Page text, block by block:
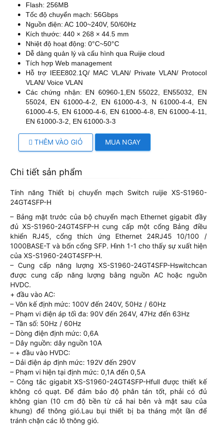
Flash: 256MB
Tốc độ chuyển mạch: 56Gbps
Nguồn điện: AC 100~240V, 50/60Hz
Kích thước: 440 × 268 × 44.5 mm
Nhiệt độ hoạt động: 0°C~50°C
Dễ dàng quản lý và cấu hình qua Ruijie cloud
Tích hợp Web management
Hỗ trợ IEEE802.1Q/ MAC VLAN/ Private VLAN/ Protocol
VLAN/ Voice VLAN
Các chứng nhận: EN 60960-1,EN 55022, EN55032, EN
55024, EN 61000-4-2, EN 61000-4-3, N 61000-4-4, EN
61000-4-5, EN 61000-4-6, EN 61000-4-8, EN 61000-4-11,
EN 61000-3-2, EN 61000-3-3
THÊM VÀO GIỎ MUA NGAY
Chi tiết sản phẩm
Tính năng Thiết bị chuyển mạch Switch ruijie XS-S1960-
24GT4SFP-H
– Bảng mặt trước của bộ chuyển mạch Ethernet gigabit đầy
đủ XS-S1960-24GT4SFP-H cung cấp một cổng Bảng điều
khiển RJ45, cổng thích ứng Ethernet 24RJ45 10/100 /
1000BASE-T và bốn cổng SFP. Hình 1-1 cho thấy sự xuất hiện
của XS-S1960-24GT4SFP-H.
– Cung cấp năng lượng XS-S1960-24GT4SFP-Hswitchcan
được cung cấp năng lượng bằng nguồn AC hoặc nguồn
HVDC.
+ đầu vào AC:
– Vôn kế định mức: 100V đến 240V, 50Hz / 60Hz
– Phạm vi điện áp tối đa: 90V đến 264V, 47Hz đến 63Hz
– Tần số: 50Hz / 60Hz
– Dòng điện định mức: 0,6A
– Dây nguồn: dây nguồn 10A
– + đầu vào HVDC:
– Dải điện áp định mức: 192V đến 290V
– Phạm vi hiện tại định mức: 0,1A đến 0,5A
– Công tắc gigabit XS-S1960-24GT4SFP-Hfull được thiết kế
không có quạt. Để đảm bảo độ phân tán tốt, phải có đủ
không gian (10 cm độ bền từ cả hai bên và mặt sau của
khung) để thông gió.Lau bụi thiết bị ba tháng một lần để
tránh chặn các lỗ thông gió.